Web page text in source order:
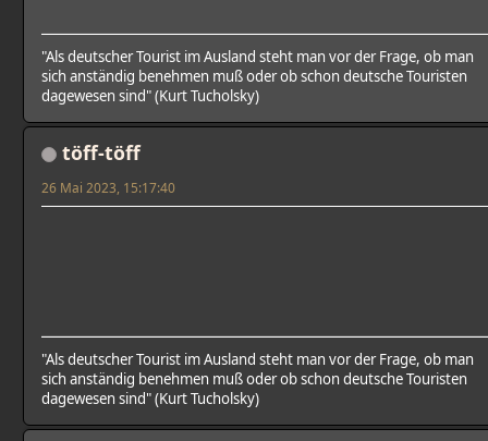
"Als deutscher Tourist im Ausland steht man vor der Frage, ob man
sich anständig benehmen muß oder ob schon deutsche Touristen
dagewesen sind" (Kurt Tucholsky)
töff-töff
26 Mai 2023, 15:17:40
"Als deutscher Tourist im Ausland steht man vor der Frage, ob man
sich anständig benehmen muß oder ob schon deutsche Touristen
dagewesen sind" (Kurt Tucholsky)